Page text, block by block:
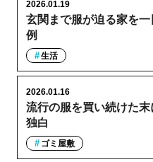
玄関まで服が迫る家を
例
2026.01.19
生活
流行の服を買い続けた
独白
2026.01.16
ゴミ屋敷